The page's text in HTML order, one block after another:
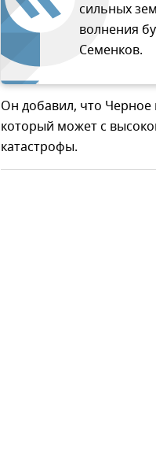
сильных
волнения
Семенков.
Он добавил, что
который может с
катастрофы.